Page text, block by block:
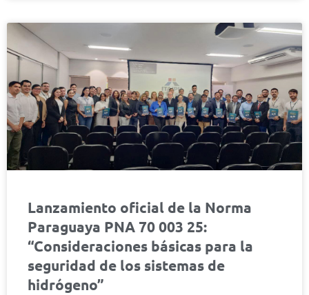
Lanzamiento oficial de la Norma
Paraguaya PNA 70 003 25:
“Consideraciones básicas para la
seguridad de los sistemas de
hidrógeno”